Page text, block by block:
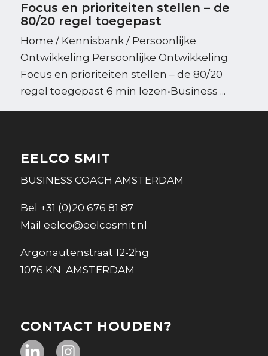
Focus en prioriteiten stellen – de
80/20 regel toegepast
Home / Kennisbank / Persoonlijke
Ontwikkeling Persoonlijke Ontwikkeling
Focus en prioriteiten stellen – de 80/20
regel toegepast 6 min lezen•Business ...
EELCO SMIT
BUSINESS COACH AMSTERDAM
Bel +31 (0)20 676 81 87
Mail eelco@eelcosmit.nl
Argonautenstraat 12-2hg
1076 KN AMSTERDAM
CONTACT HOUDEN?